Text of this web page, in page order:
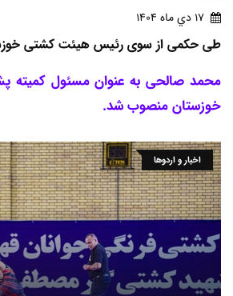
17 دي ماه 1404
طی حکمی از سوی رئیس هیئت کشتی
محمد صالحی به عنوان مسئول کمیته
خوزستان منصوب شد.
اخبار و اردوها